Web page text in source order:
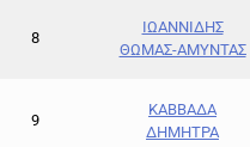
8
ΙΩΑΝΝΙΔΗΣ
ΘΩΜΑΣ-ΑΜΥΝΤΑΣ
9
ΚΑΒΒΑΔΑ
ΔΗΜΗΤΡΑ